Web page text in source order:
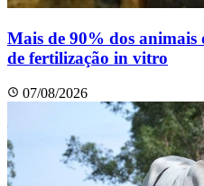
Mais de 90% dos animais
de fertilização in vitro
07/08/2026